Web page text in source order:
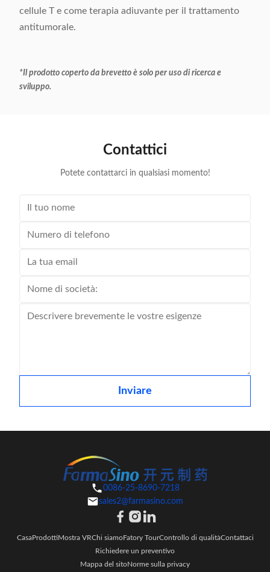
cellule T e come terapia adiuvante per il trattamento
antitumorale.
*Il prodotto coperto da brevetto è solo per uso di ricerca e
sviluppo.
Contattici
Potete contattarci in qualsiasi momento!
Inviare
0086-25-8690-7218
sales2@farmasino.com
CasaProdottiMostra VRChi siamoFatory TourControllo di qualitàContattaci
Richiedere un preventivo
Mappa del sitoNorme sulla privacy